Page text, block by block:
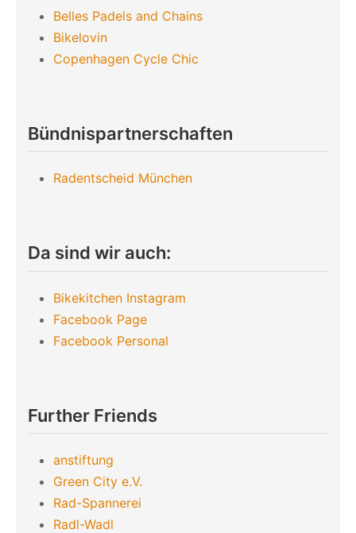
Belles Padels and Chains
Bikelovin
Copenhagen Cycle Chic
Bündnispartnerschaften
Radentscheid München
Da sind wir auch:
Bikekitchen Instagram
Facebook Page
Facebook Personal
Further Friends
anstiftung
Green City e.V.
Rad-Spannerei
Radl-Wadl